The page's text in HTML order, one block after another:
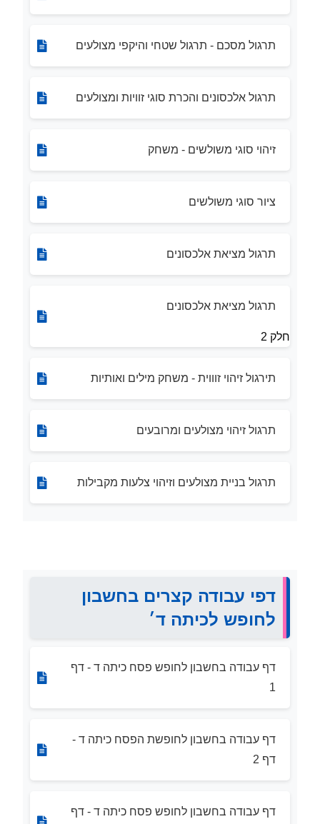
תרגול מסכם - תרגול שטחי והיקפי מצולעים
תרגול אלכסונים והכרת סוגי זוויות ומצולעים
זיהוי סוגי משולשים - משחק
ציור סוגי משולשים
תרגול מציאת אלכסונים
תרגול מציאת אלכסונים
חלק 2
תירגול זיהוי זוווית - משחק מילים ואותיות
תרגול זיהוי מצולעים ומרובעים
תרגול בניית מצולעים וזיהוי צלעות מקבילות
דפי עבודה קצרים בחשבון
לחופש לכיתה ד׳
דף עבודה בחשבון לחופש פסח כיתה ד - דף
1
דף עבודה בחשבון לחופשת הפסח כיתה ד -
דף 2
דף עבודה בחשבון לחופש פסח כיתה ד - דף